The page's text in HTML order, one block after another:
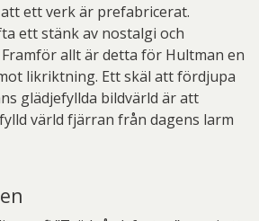
ett verk är prefabricerat.
ett stänk av nostalgi och
allt är detta för Hultman en
likriktning. Ett skäl att fördjupa
glädjefyllda bildvärld är att
värld fjärran från dagens larm